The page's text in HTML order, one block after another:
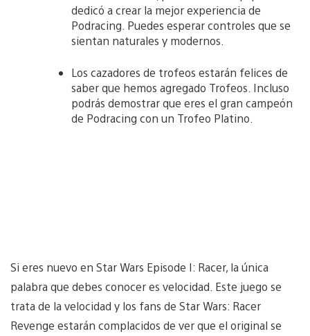
dedicó a crear la mejor experiencia de
Podracing. Puedes esperar controles que se
sientan naturales y modernos.
Los cazadores de trofeos estarán felices de
saber que hemos agregado Trofeos. Incluso
podrás demostrar que eres el gran campeón
de Podracing con un Trofeo Platino.
Si eres nuevo en Star Wars Episode I: Racer, la única
palabra que debes conocer es velocidad. Este juego se
trata de la velocidad y los fans de Star Wars: Racer
Revenge estarán complacidos de ver que el original se